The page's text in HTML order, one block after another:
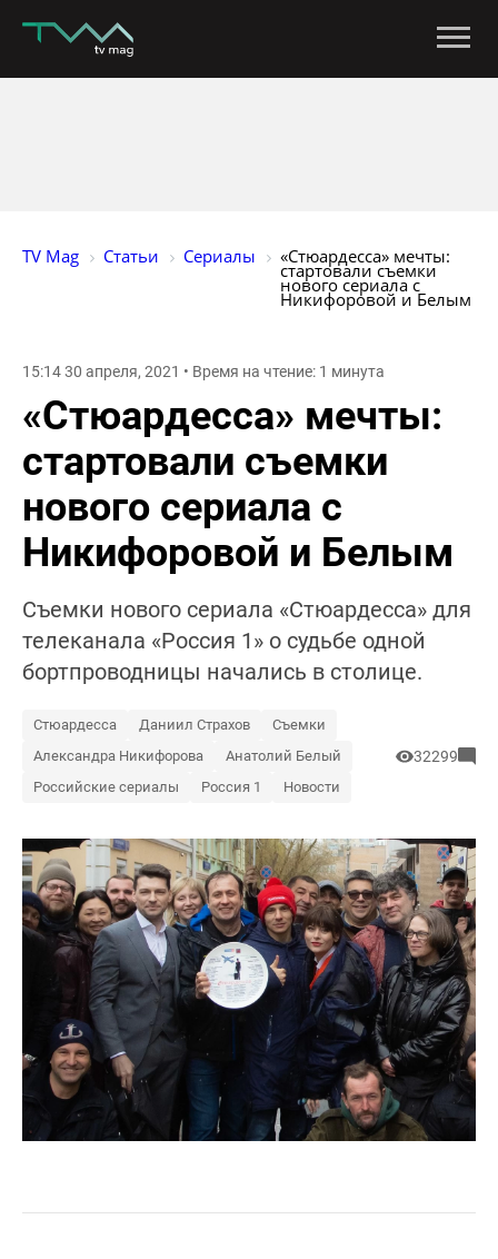
TV Mag Статьи Сериалы «Стюардесса» мечты:
стартовали съемки
нового сериала с
Никифоровой и Белым
15:14 30 апреля, 2021 • Время на чтение: 1 минута
«Стюардесса» мечты:
стартовали съемки
нового сериала с
Никифоровой и Белым
Съемки нового сериала «Стюардесса» для
телеканала «Россия 1» о судьбе одной
бортпроводницы начались в столице.
Стюардесса Даниил Страхов
Съемки
Александра Никифорова
Анатолий Белый
Российские сериалы
Россия 1 Новости
32299